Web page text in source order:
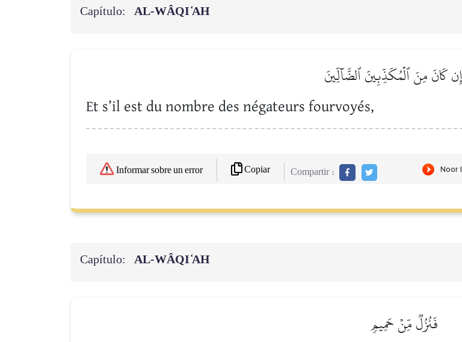
Capítulo: AL-WÂQI ̒AH
كَانَ مِنَ ٱلۡمُكَذِّبِينَ ٱلضَّآلِّينَ
Et s’il est du nombre des négateurs fourvoyés,
Informar sobre un error Copiar Compartir :
Capítulo: AL-WÂQI ̒AH
فَنُزُلٞ مِّنۡ حَمِيمٖ